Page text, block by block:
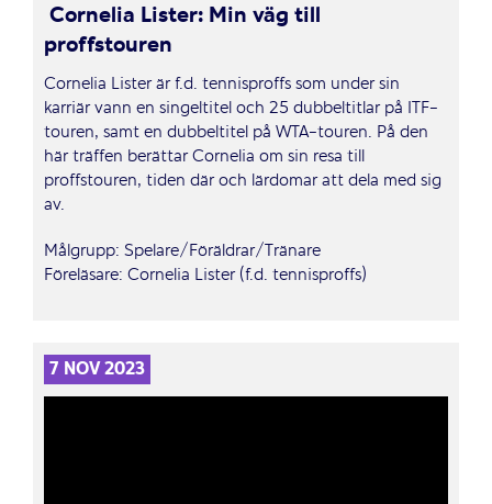
Cornelia Lister: Min väg till
proffstouren
Cornelia Lister är f.d. tennisproffs som under sin
karriär vann en singeltitel och 25 dubbeltitlar på ITF-
touren, samt en dubbeltitel på WTA-touren. På den
här träffen berättar Cornelia om sin resa till
proffstouren, tiden där och lärdomar att dela med sig
av.
Målgrupp: Spelare/Föräldrar/Tränare
Föreläsare: Cornelia Lister (f.d. tennisproffs)
7 NOV 2023